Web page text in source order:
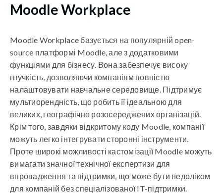
Moodle Workplace
Moodle Workplace базується на популярній open-
source платформі Moodle, але з додатковими
функціями для бізнесу. Вона забезпечує високу
гнучкість, дозволяючи компаніям повністю
налаштовувати навчальне середовище. Підтримує
мультиорендність, що робить її ідеальною для
великих, географічно розосереджених організацій.
Крім того, завдяки відкритому коду Moodle, компанії
можуть легко інтегрувати сторонні інструменти.
Проте широкі можливості кастомізації Moodle можуть
вимагати значної технічної експертизи для
впровадження та підтримки, що може бути недоліком
для компаній без спеціалізованої IT-підтримки.